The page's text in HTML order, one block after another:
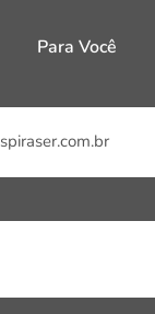
Para Você